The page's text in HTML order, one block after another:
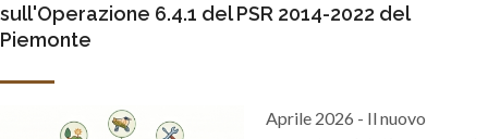
sull'Operazione 6.4.1 del PSR 2014-2022 del
Piemonte
Aprile 2026 - Il nuovo